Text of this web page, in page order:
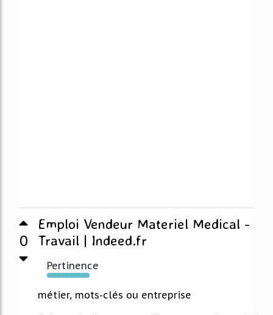
0
Emploi Vendeur Materiel Medical -
Travail | Indeed.fr
Pertinence
2898%
métier, mots-clés ou entreprise